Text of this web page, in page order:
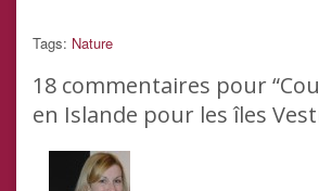
Tags: Nature
18 commentaires pour
en Islande pour les îles